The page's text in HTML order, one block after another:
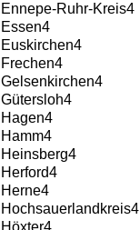
Ennepe-Ruhr-Kreis4
Essen4
Euskirchen4
Frechen4
Gelsenkirchen4
Gütersloh4
Hagen4
Hamm4
Heinsberg4
Herford4
Herne4
Hochsauerlandkreis4
Höxter4